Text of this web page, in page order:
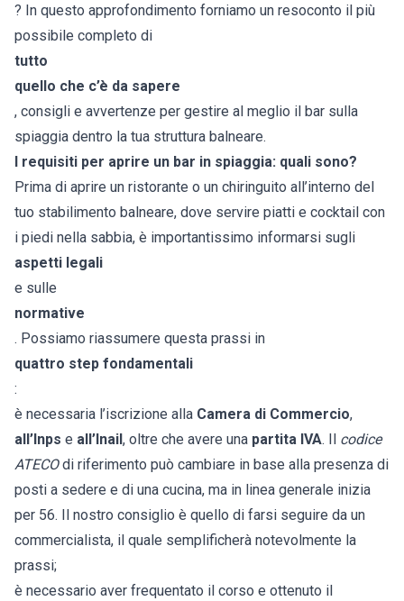
? In questo approfondimento forniamo un resoconto il più
possibile completo di
tutto
quello che c’è da sapere
, consigli e avvertenze per gestire al meglio il bar sulla
spiaggia dentro la tua struttura balneare.
I requisiti per aprire un bar in spiaggia: quali sono?
Prima di aprire un ristorante o un chiringuito all’interno del
tuo stabilimento balneare, dove servire piatti e cocktail con
i piedi nella sabbia, è importantissimo informarsi sugli
aspetti legali
e sulle
normative
. Possiamo riassumere questa prassi in
quattro step fondamentali
:
è necessaria l’iscrizione alla Camera di Commercio,
all’Inps e all’Inail , oltre che avere una partita IVA. Il codice
ATECOdi riferimento può cambiare in base alla presenza di
posti a sedere e di una cucina, ma in linea generale inizia
per 56. Il nostro consiglio è quello di farsi seguire da un
commercialista, il quale semplificherà notevolmente la
prassi;
è necessario aver frequentato il corso e ottenuto il